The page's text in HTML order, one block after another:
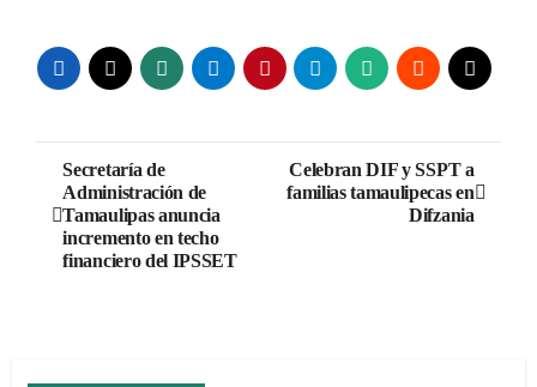
Navegación
de
entradas
Secretaría de
Administración de
Tamaulipas anuncia
incremento en techo
financiero del IPSSET
Celebran DIF y SSPT a
familias tamaulipecas en
Difzania